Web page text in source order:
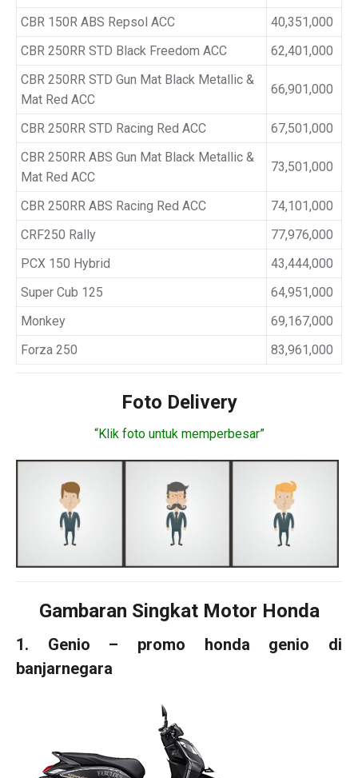
CBR 150R ABS Repsol ACC
40,351,000
CBR 250RR STD Black Freedom ACC
62,401,000
CBR 250RR STD Gun Mat Black Metallic &
Mat Red ACC
66,901,000
CBR 250RR STD Racing Red ACC
67,501,000
CBR 250RR ABS Gun Mat Black Metallic &
Mat Red ACC
73,501,000
CBR 250RR ABS Racing Red ACC
74,101,000
CRF250 Rally
77,976,000
PCX 150 Hybrid
43,444,000
Super Cub 125
64,951,000
Monkey
69,167,000
Forza 250
83,961,000
Foto Delivery
“Klik foto untuk memperbesar”
Gambaran Singkat Motor Honda
1. Genio – promo honda genio di
banjarnegara